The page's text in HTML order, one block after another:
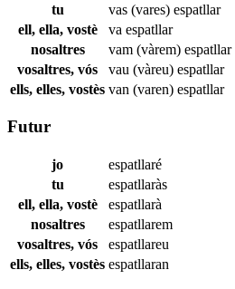
tu
vas (vares) espatllar
ell, ella, vostè
va espatllar
nosaltres
vam (vàrem) espatllar
vosaltres, vós
vau (vàreu) espatllar
ells, elles, vostès van (varen) espatllar
Futur
jo
espatllaré
tu
espatllaràs
ell, ella, vostè
espatllarà
nosaltres
espatllarem
vosaltres, vós
espatllareu
ells, elles, vostès espatllaran